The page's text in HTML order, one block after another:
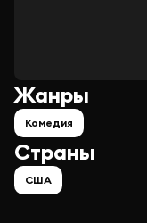
Страны
США
Жанры
Комедия